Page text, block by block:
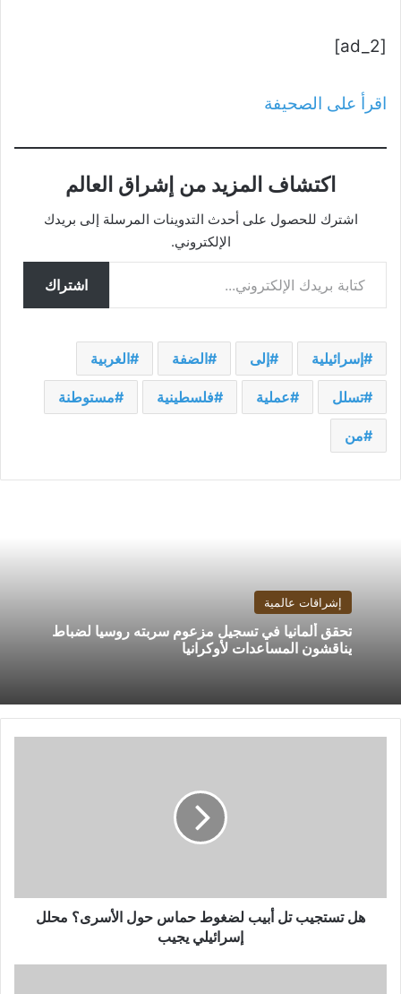
[ad_2]
اقرأ على الصحيفة
اكتشاف المزيد من إشراق العالم
اشترك للحصول على أحدث التدوينات المرسلة إلى بريدك
الإلكتروني.
كتابة بريدك الإلكتروني...
اشتراك
إسرائيلية إلى الضفة الغربية
تسلل عملية فلسطينية مستوطنة
من
إشراقات عالمية
تحقق ألمانيا في تسجيل مزعوم سربته روسيا لضباط
يناقشون المساعدات لأوكرانيا
محلل
إسرائيلي
هل تستجيب تل أبيب لضغوط حماس حول الأسرى؟ محلل
إسرائيلي يجيب